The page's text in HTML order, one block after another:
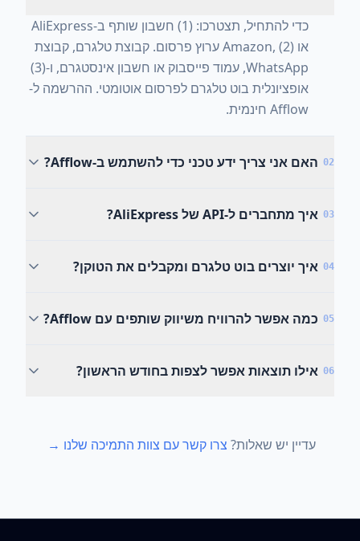
כדי להתחיל, תצטרכו: (1) חשבון שותף ב-AliExpress
או Amazon, (2) ערוץ פרסום. קבוצת טלגרם, קבוצת
WhatsApp, עמוד פייסבוק או חשבון אינסטגרם, ו-(3)
אופציונלית בוט טלגרם לפרסום אוטומטי. ההרשמה ל-
Afflow חינמית.
02 האם אני צריך ידע טכני כדי להשתמש ב-Afflow?
03 איך מתחברים ל-API של AliExpress?
04 איך יוצרים בוט טלגרם ומקבלים את הטוקן?
05 כמה אפשר להרוויח משיווק שותפים עם Afflow?
06 אילו תוצאות אפשר לצפות בחודש הראשון?
עדיין יש שאלות? צרו קשר עם צוות התמיכה שלנו →